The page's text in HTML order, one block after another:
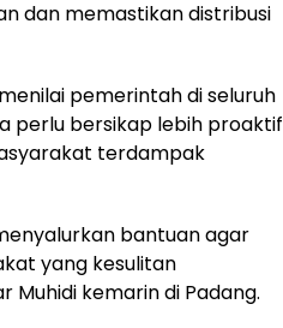
dan memastikan distribusi
pemerintah di seluruh
perlu bersikap lebih proaktif
terdampak
bantuan agar
yang kesulitan
Muhidi kemarin di Padang.